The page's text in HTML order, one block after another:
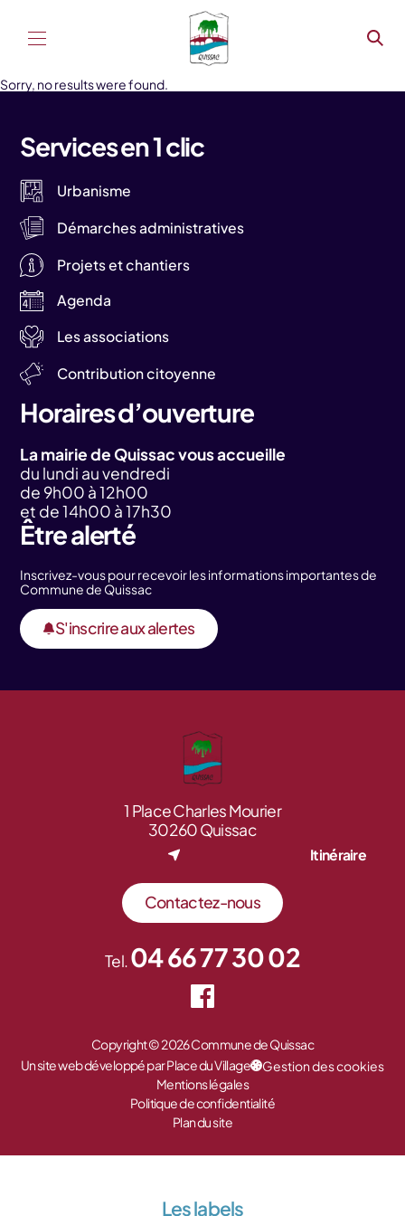
Sorry, no results were found.
Services en 1 clic
Urbanisme
Démarches administratives
Projets et chantiers
Agenda
Les associations
Contribution citoyenne
Horaires d’ouverture
La mairie de Quissac vous accueille
du lundi au vendredi
de 9h00 à 12h00
et de 14h00 à 17h30
Être alerté
Inscrivez-vous pour recevoir les informations importantes de
Commune de Quissac
S'inscrire aux alertes
1 Place Charles Mourier
30260 Quissac
Itinéraire
Contactez-nous
Tel.04 66 77 30 02
Copyright © 2026 Commune de Quissac
Un site web développé par Place du Village
Gestion des cookies
Mentions légales
Politique de confidentialité
Plan du site
Les labels